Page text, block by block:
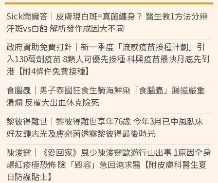
Sick問識答｜皮膚現白斑=真菌纏身？ 醫生教1方法分辨
汗斑vs白蝕 解析發作成因大不同
政府資助免費打針｜新一季度「流感疫苗接種計劃」引
入130萬劑疫苗 8類人可優先接種 科興疫苗最快月底先到
港【附4條件免費接種】
食腦蟲｜男子泰國狂食生醃海鮮染「食腦蟲」腸道嚴重
潰爛 反覆大出血休克險死
黎彼得離世｜黎彼得離世享年76歲 今年3月已中風臥床
好友鍾志光及盧宛茵透露黎彼得最後時光
陳浚霆｜《愛回家》風少陳浚霆歐遊行山出事 1原因全身
爆紅疹極恐怖 險「毀容」急回港求醫【附皮膚科醫生夏
日防蟲貼士】